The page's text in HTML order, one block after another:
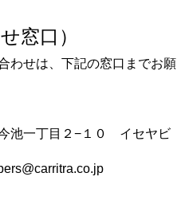
窓口）
わせは、下記の窓口までお願
一丁目２−１０ イセヤビ